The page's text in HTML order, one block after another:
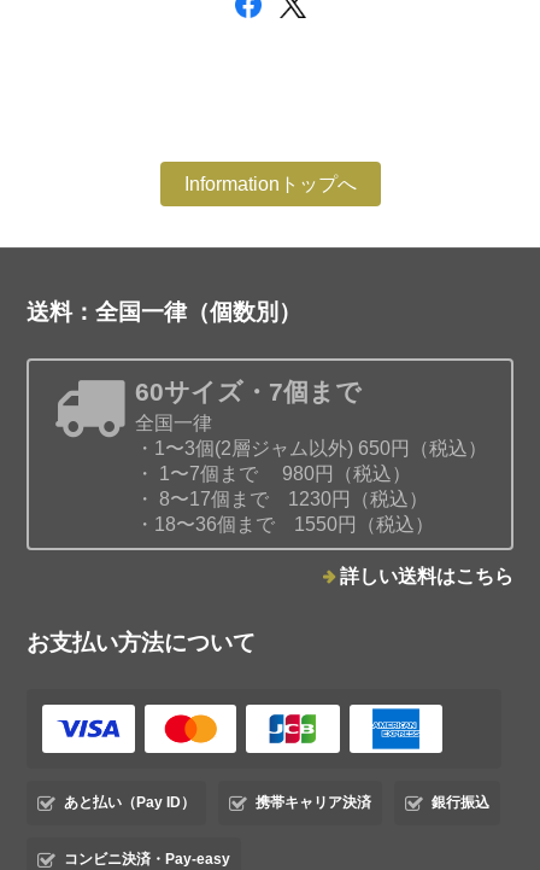
Informationトップへ
送料：全国一律（個数別）
60サイズ・7個まで
全国一律
・1〜3個(2層ジャム以外) 650円（税込）
・ 1〜7個まで 980円（税込）
・ 8〜17個まで 1230円（税込）
・18〜36個まで 1550円（税込）
詳しい送料はこちら
お支払い方法について
あと払い（Pay ID） 携帯キャリア決済 銀行振込
コンビニ決済・Pay-easy